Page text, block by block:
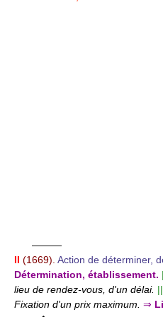
———
II (1669). Action de déterminer,
Détermination, établissement.
lieu de rendez-vous, d'un délai. ||
Fixation d'un prix maximum. ⇒